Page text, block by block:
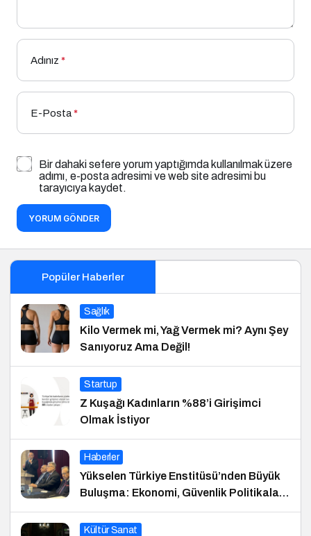
Adınız *
E-Posta*
Bir dahaki sefere yorum yaptığımda kullanılmak üzere
adımı, e-posta adresimi ve web site adresimi bu
tarayıcıya kaydet.
YORUM GÖNDER
Popüler Haberler
Sağlık
Kilo Vermek mi, Yağ Vermek mi? Aynı Şey
Sanıyoruz Ama Değil!
Startup
Z Kuşağı Kadınların %88’i Girişimci
Olmak İstiyor
Haberler
Yükselen Türkiye Enstitüsü’nden Büyük
Buluşma: Ekonomi, Güvenlik Politikaları
ve Hukuk Konferansı
Kültür Sanat